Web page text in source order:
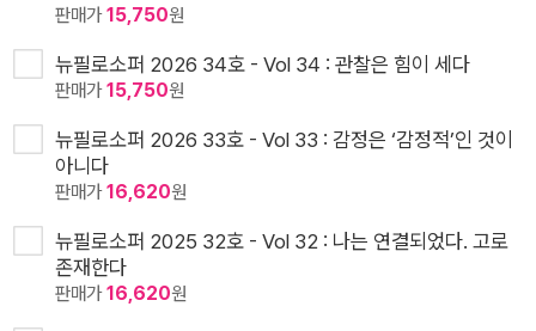
판매가15,750원
뉴필로소퍼 2026 34호 - Vol 34 : 관찰은 힘이 세다
판매가15,750원
뉴필로소퍼 2026 33호 - Vol 33 : 감정은 ‘감정적’인 것이
아니다
판매가16,620원
뉴필로소퍼 2025 32호 - Vol 32 : 나는 연결되었다. 고로
존재한다
판매가16,620원